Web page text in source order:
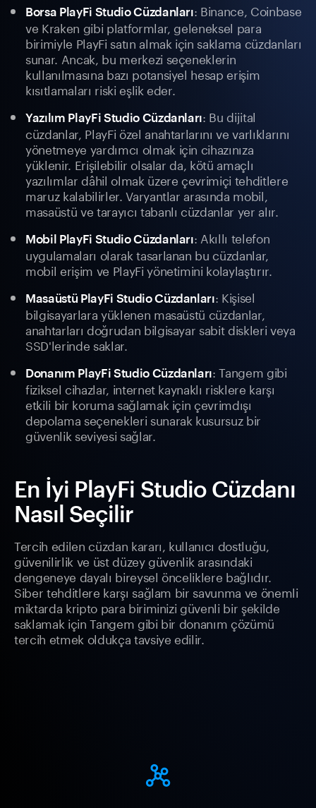
Borsa PlayFi Studio Cüzdanları: Binance, Coinbase
ve Kraken gibi platformlar, geleneksel para
birimiyle PlayFi satın almak için saklama cüzdanları
sunar. Ancak, bu merkezi seçeneklerin
kullanılmasına bazı potansiyel hesap erişim
kısıtlamaları riski eşlik eder.
Yazılım PlayFi Studio Cüzdanları: Bu dijital
cüzdanlar, PlayFi özel anahtarlarını ve varlıklarını
yönetmeye yardımcı olmak için cihazınıza
yüklenir. Erişilebilir olsalar da, kötü amaçlı
yazılımlar dâhil olmak üzere çevrimiçi tehditlere
maruz kalabilirler. Varyantlar arasında mobil,
masaüstü ve tarayıcı tabanlı cüzdanlar yer alır.
Mobil PlayFi Studio Cüzdanları: Akıllı telefon
uygulamaları olarak tasarlanan bu cüzdanlar,
mobil erişim ve PlayFi yönetimini kolaylaştırır.
Masaüstü PlayFi Studio Cüzdanları: Kişisel
bilgisayarlara yüklenen masaüstü cüzdanlar,
anahtarları doğrudan bilgisayar sabit diskleri veya
SSD'lerinde saklar.
Donanım PlayFi Studio Cüzdanları: Tangem gibi
fiziksel cihazlar, internet kaynaklı risklere karşı
etkili bir koruma sağlamak için çevrimdışı
depolama seçenekleri sunarak kusursuz bir
güvenlik seviyesi sağlar.
En İyi PlayFi Studio Cüzdanı
Nasıl Seçilir
Tercih edilen cüzdan kararı, kullanıcı dostluğu,
güvenilirlik ve üst düzey güvenlik arasındaki
dengeneye dayalı bireysel önceliklere bağlıdır.
Siber tehditlere karşı sağlam bir savunma ve önemli
miktarda kripto para biriminizi güvenli bir şekilde
saklamak için Tangem gibi bir donanım çözümü
tercih etmek oldukça tavsiye edilir.